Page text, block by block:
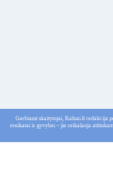
Gerbiami skaitytojai, Kalnai.lt redakcija
sveikatai ir gyvybei – jie reikalauja